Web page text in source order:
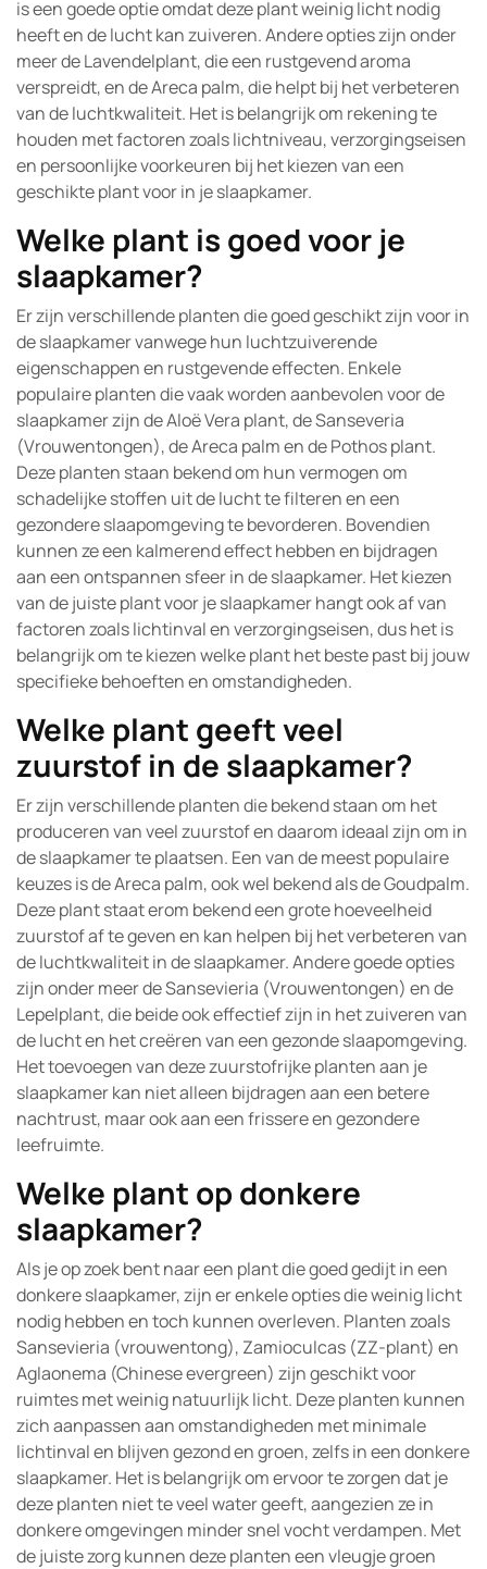
is een goede optie omdat deze plant weinig licht nodig
heeft en de lucht kan zuiveren. Andere opties zijn onder
meer de Lavendelplant, die een rustgevend aroma
verspreidt, en de Areca palm, die helpt bij het verbeteren
van de luchtkwaliteit. Het is belangrijk om rekening te
houden met factoren zoals lichtniveau, verzorgingseisen
en persoonlijke voorkeuren bij het kiezen van een
geschikte plant voor in je slaapkamer.
Welke plant is goed voor je
slaapkamer?
Er zijn verschillende planten die goed geschikt zijn voor in
de slaapkamer vanwege hun luchtzuiverende
eigenschappen en rustgevende effecten. Enkele
populaire planten die vaak worden aanbevolen voor de
slaapkamer zijn de Aloë Vera plant, de Sanseveria
(Vrouwentongen), de Areca palm en de Pothos plant.
Deze planten staan bekend om hun vermogen om
schadelijke stoffen uit de lucht te filteren en een
gezondere slaapomgeving te bevorderen. Bovendien
kunnen ze een kalmerend effect hebben en bijdragen
aan een ontspannen sfeer in de slaapkamer. Het kiezen
van de juiste plant voor je slaapkamer hangt ook af van
factoren zoals lichtinval en verzorgingseisen, dus het is
belangrijk om te kiezen welke plant het beste past bij jouw
specifieke behoeften en omstandigheden.
Welke plant geeft veel
zuurstof in de slaapkamer?
Er zijn verschillende planten die bekend staan om het
produceren van veel zuurstof en daarom ideaal zijn om in
de slaapkamer te plaatsen. Een van de meest populaire
keuzes is de Areca palm, ook wel bekend als de Goudpalm.
Deze plant staat erom bekend een grote hoeveelheid
zuurstof af te geven en kan helpen bij het verbeteren van
de luchtkwaliteit in de slaapkamer. Andere goede opties
zijn onder meer de Sansevieria (Vrouwentongen) en de
Lepelplant, die beide ook effectief zijn in het zuiveren van
de lucht en het creëren van een gezonde slaapomgeving.
Het toevoegen van deze zuurstofrijke planten aan je
slaapkamer kan niet alleen bijdragen aan een betere
nachtrust, maar ook aan een frissere en gezondere
leefruimte.
Welke plant op donkere
slaapkamer?
Als je op zoek bent naar een plant die goed gedijt in een
donkere slaapkamer, zijn er enkele opties die weinig licht
nodig hebben en toch kunnen overleven. Planten zoals
Sansevieria (vrouwentong), Zamioculcas (ZZ-plant) en
Aglaonema (Chinese evergreen) zijn geschikt voor
ruimtes met weinig natuurlijk licht. Deze planten kunnen
zich aanpassen aan omstandigheden met minimale
lichtinval en blijven gezond en groen, zelfs in een donkere
slaapkamer. Het is belangrijk om ervoor te zorgen dat je
deze planten niet te veel water geeft, aangezien ze in
donkere omgevingen minder snel vocht verdampen. Met
de juiste zorg kunnen deze planten een vleugje groen